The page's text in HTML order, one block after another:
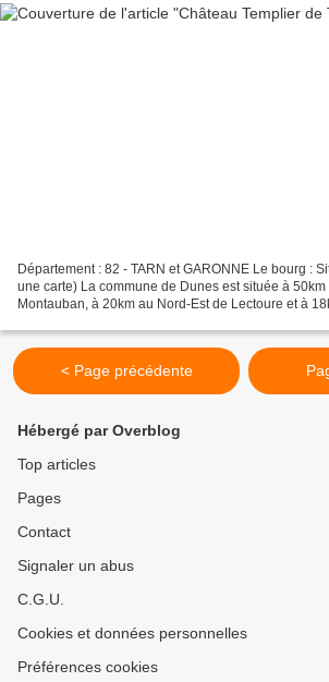
Département : 82 - TARN et GARONNE Le bourg :
une carte) La commune de Dunes est située à 50km
Montauban, à 20km au Nord-Est de Lectoure et à
< Page précédente
Hébergé par Overblog
Top articles
Pages
Contact
Signaler un abus
C.G.U.
Cookies et données personnelles
Préférences cookies